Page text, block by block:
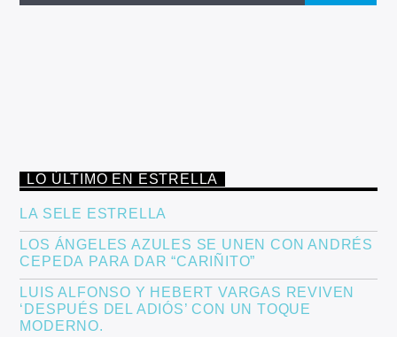
LO ÚLTIMO EN ESTRELLA
LA SELE ESTRELLA
LOS ÁNGELES AZULES SE UNEN CON ANDRÉS
CEPEDA PARA DAR “CARIÑITO”
LUIS ALFONSO Y HEBERT VARGAS REVIVEN
‘DESPUÉS DEL ADIÓS’ CON UN TOQUE
MODERNO.